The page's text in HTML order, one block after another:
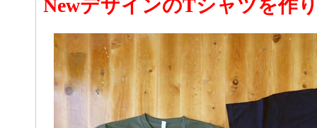
NewデザインのTシャツを作